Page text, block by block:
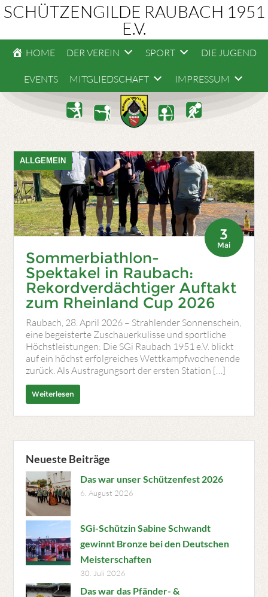
SCHÜTZENGILDE RAUBACH 1951
E.V.
HOME DER VEREIN SPORT DIE JUGEND
EVENTS MITGLIEDSCHAFT IMPRESSUM
ALLGEMEIN
3
Mai
Sommerbiathlon-
Spektakel in Raubach:
Rekordverdächtiger Auftakt
zum Rheinland Cup 2026
Raubach, 28. April 2026 – Strahlender Sonnenschein,
eine begeisterte Zuschauerkulisse und sportliche
Höchstleistungen: Die SGi Raubach 1951 e.V. blickt
auf ein höchst erfolgreiches Wettkampfwochenende
zurück. Als Austragungsort der ersten Station […]
Weiterlesen
Neueste Beiträge
Das war unser Schützenfest 2026
6. August 2026
SGi-Schützin Sabine Schwandt
gewinnt Bronze bei den Deutschen
Meisterschaften
30. Juli 2026
Das war das Pfänder- &